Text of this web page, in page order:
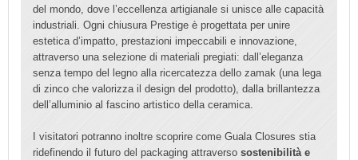
del mondo, dove l’eccellenza artigianale si unisce alle capacità
industriali. Ogni chiusura Prestige è progettata per unire
estetica d’impatto, prestazioni impeccabili e innovazione,
attraverso una selezione di materiali pregiati: dall’eleganza
senza tempo del legno alla ricercatezza dello zamak (una lega
di zinco che valorizza il design del prodotto), dalla brillantezza
dell’alluminio al fascino artistico della ceramica.
I visitatori potranno inoltre scoprire come Guala Closures stia
ridefinendo il futuro del packaging attraverso sostenibilità e